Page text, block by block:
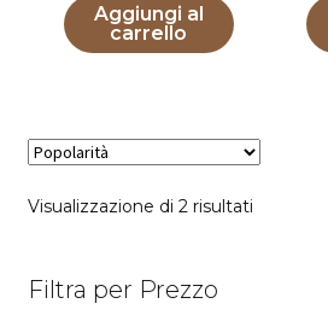
Aggiungi al
carrello
Visualizzazione di 2 risultatiPopolarità
Filtra per Prezzo